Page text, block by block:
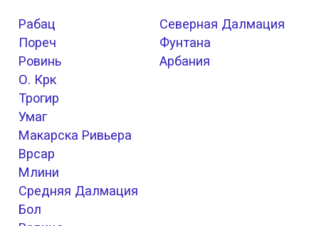
Рабац
Пореч
Ровинь
О. Крк
Трогир
Умаг
Макарска Ривьера
Врсар
Млини
Средняя Далмация
Бол
Северная Далмация
Фунтана
Арбания